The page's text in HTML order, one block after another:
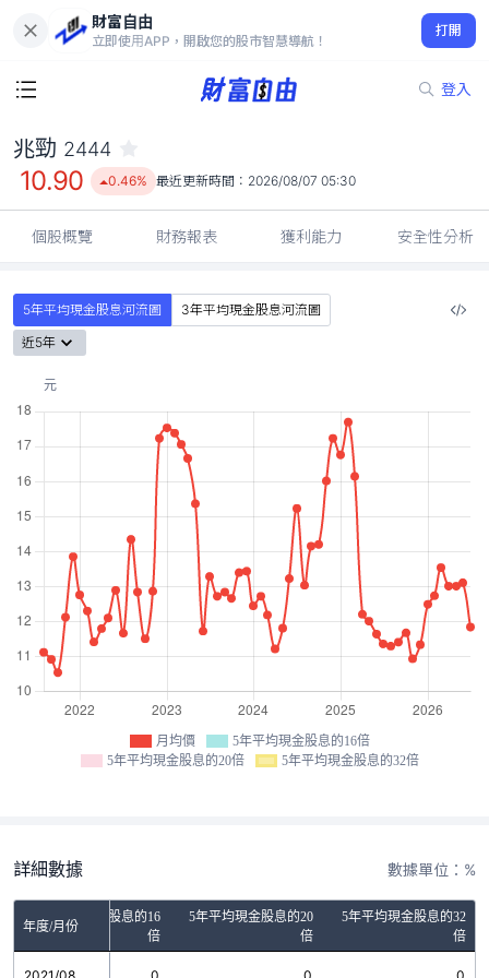
財富自由
立即使用APP，開啟您的股市智慧導航！
打開
登入
10.90
0.46%
兆勁 2444
10.90 0.46% 最近更新時間： 2026/08/07 05:30
個股概覽 財務報表 獲利能力 安全性分析
5年平均現金股息河流圖
3年平均現金股息河流圖
近5年
月均價
5年平均現金股息的16倍
5年平均現金股息的20倍
5年平均現金股息的32倍
詳細數據 數據單位：%
年度/月份
5年平均現金股息的16
倍
5年平均現金股息的20
倍
5年平均現金股息的32
倍